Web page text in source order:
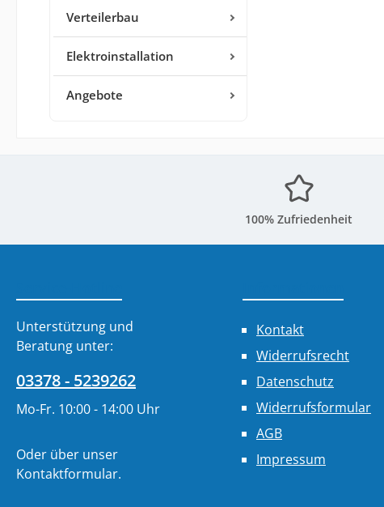
Verteilerbau
Elektroinstallation
Angebote
100% Zufriedenheit
Unterstützung und
Beratung unter:
03378 - 5239262
Mo-Fr. 10:00 - 14:00 Uhr
Oder über unser
Kontaktformular.
Kontakt
Widerrufsrecht
Datenschutz
Widerrufsformular
AGB
Impressum